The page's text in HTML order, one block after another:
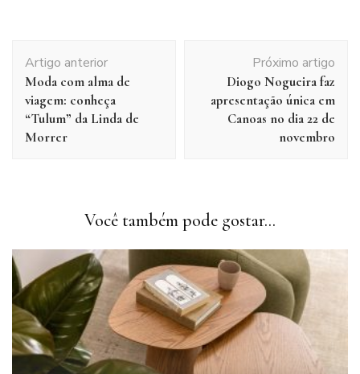
de
post
Artigo anterior
Moda com alma de
viagem: conheça
“Tulum” da Linda de
Morrer
Próximo artigo
Diogo Nogueira faz
apresentação única em
Canoas no dia 22 de
novembro
Você também pode gostar...